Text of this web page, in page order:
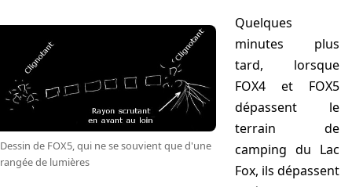
Dessin de FOX5, qui ne se souvient que d'une
rangée de lumières
Quelques
minutes plus
tard, lorsque
FOX4 et FOX5
dépassent le
terrain de
camping du Lac
Fox, ils dépassent